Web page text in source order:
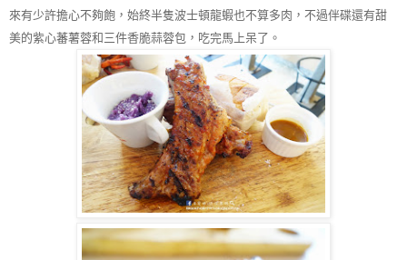
來有少許擔心不夠飽，始終半隻波士頓龍蝦也不算多肉，不過伴碟還有甜
美的紫心蕃薯蓉和三件香脆蒜蓉包，吃完馬上呆了。